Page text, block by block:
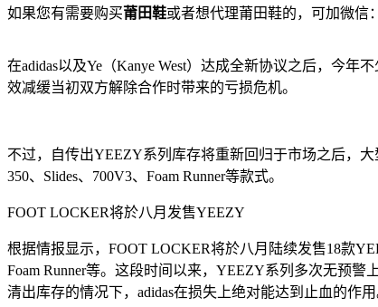
如果您有需要购买莆田鞋或者想代理莆田鞋的，可加微信：
在adidas以及Ye（Kanye West）达成全新协议之后，今
效减缓当初双方解除合作时带来的亏损危机。
不过，自传出YEEZY系列库存将重新回归于市场之后，
350、Slides、700V3、Foam Runner等款式。
FOOT LOCKER将於八月发售YEEZY
根据情报显示，FOOT LOCKER将於八月陆续发售18款
Foam Runner等。这段时间以来，YEEZY系列多次无预
清出库存的情况下，adidas在损失上绝对能达到止血的作用